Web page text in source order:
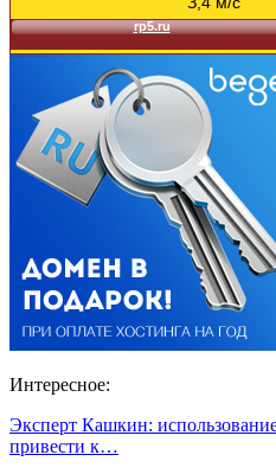
Интересное:
Эксперт Кашкин:
привести к…